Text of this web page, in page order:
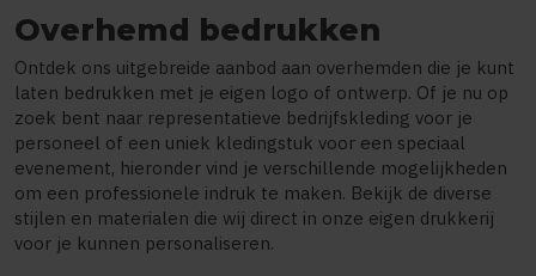
Overhemd bedrukken
Ontdek ons uitgebreide aanbod aan overhemden die je kunt
laten bedrukken met je eigen logo of ontwerp. Of je nu op
zoek bent naar representatieve bedrijfskleding voor je
personeel of een uniek kledingstuk voor een speciaal
evenement, hieronder vind je verschillende mogelijkheden
om een professionele indruk te maken. Bekijk de diverse
stijlen en materialen die wij direct in onze eigen drukkerij
voor je kunnen personaliseren.